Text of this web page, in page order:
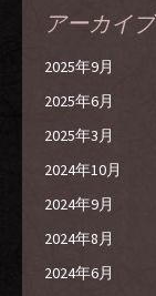
アーカイブ
2025年9月
2025年6月
2025年3月
2024年10月
2024年9月
2024年8月
2024年6月